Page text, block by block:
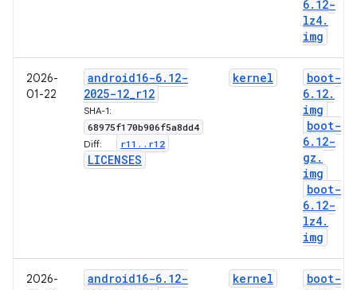
6. 12-
lz4.
img
2026-
01-22
android16-6. 12-
2025-12_r12
SHA-1:
68975f170b906f5a8dd4
Diff: r11 . . r12
LICENSES
kernel
boot-
6. 12.
img
boot-
6. 12-
gz .
img
boot-
6. 12-
lz4.
img
2026-
android16-6. 12-
kernel
boot-